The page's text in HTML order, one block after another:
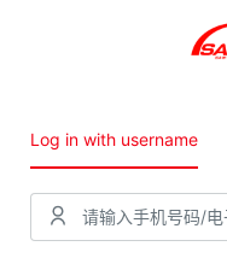
Log in with username